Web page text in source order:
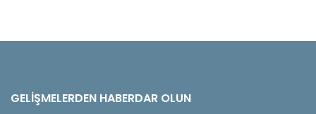
GELIŞMELERDEN HABERDAR OLUN